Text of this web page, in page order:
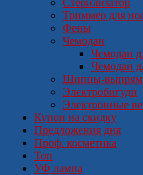
Стерилизатор
Триммер для
Фены
Чемодан
Чемодан
Чемодан
Щипцы-
Электробигуди
Электронные
Купон на скидку
Предложения дня
Проф. косметика
Топ
УФ лампа